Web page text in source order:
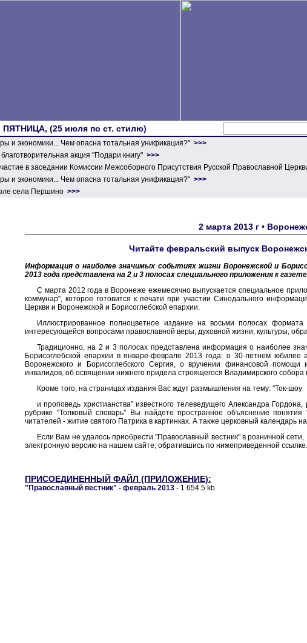
ПЯТНИЦА, (25 июля по ст. стилю)
и экономики... Чем опасна тотальная унификация?" >>>
акция "Подари книгу" >>>
в заседании Комиссии Межсоборного Присутствия Русской Православной
и экономики... Чем опасна тотальная унификация?" >>>
села Першино >>>
2 марта 2013 г •
Читайте февральский выпуск
Информация о наиболее значимых событиях жизни Воронежской и
2013 года представлена на 2 и 3 полосах специального приложения к
С марта 2012 года в Воронеже ежемесячно выпускается специальное
коммунар", которое готовится к печати при участии Синодального
Церкви и Воронежской и Борисоглебской епархии.
Иллюстрированное полноцветное издание на восьми полосах
интересующейся вопросами православной веры, духовной жизни, культуры,
Традиционно, на 2 и 3 полосах представлена информация о наиболее
Борисоглебской епархии в январе-феврале 2013 года: о 30-летнем юбилее
Воронежского и Борисоглебского Сергия, о вручении финансовой
инвалидов, об освящении нижнего придела строящегося Владимирского собора
Кроме того, на страницах издания Вас ждут размышления на тему: "Ток-шоу
и проповедь христианства" известного телеведущего Александра
рубрике "Толковый словарь" Вы найдете пространное объяснение
читателей - житие святого Патрика в картинках. А также церковный календарь
Если Вам не удалось приобрести "Православный вестник" в розничной
электронную версию на нашем сайте, обратившись по нижеприведенной ссылке.
ПРИСОЕДИНЕННЫЙ ФАЙЛ (ПРИЛОЖЕНИЕ):
"Православный вестник" - февраль 2013 - 1 654.5 kb